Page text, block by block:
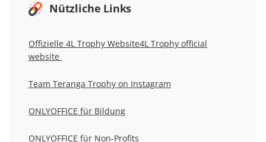
Nützliche Links
Offizielle 4L Trophy Website4L Trophy official
website
Team Teranga Trophy on Instagram
ONLYOFFICE für Bildung
ONLYOFFICE für Non-Profits